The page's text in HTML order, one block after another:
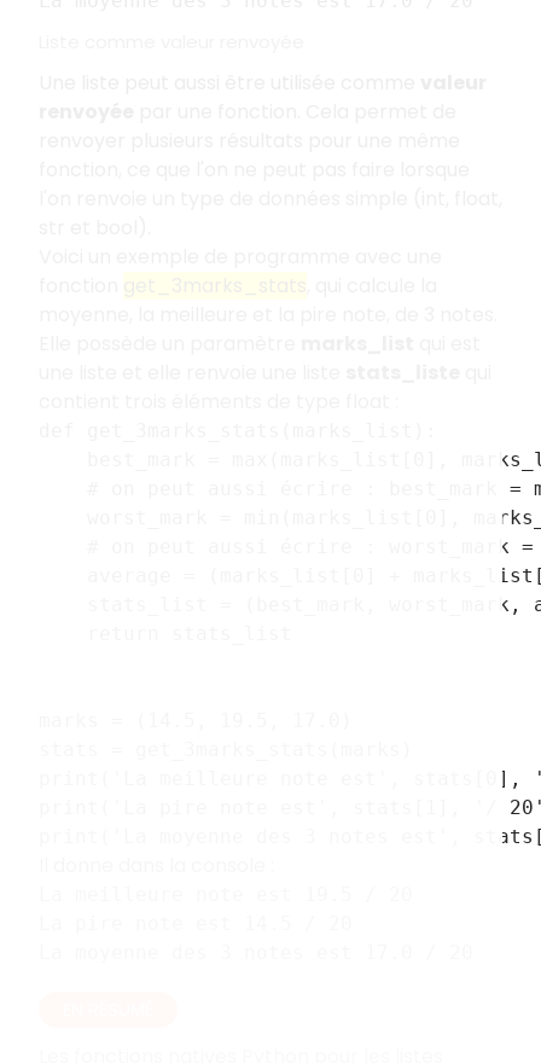
best_mark = max(marks_list[0],
# on peut aussi écrire : best_mark =
worst_mark = min(marks_list[0],
# on peut aussi écrire : worst_mark
average = (marks_list[0] +
stats_list = (best_mark, worst_mark,
print('La meilleure note est',
print('La pire note est', stats[1], '/
print('La moyenne des 3 notes est',